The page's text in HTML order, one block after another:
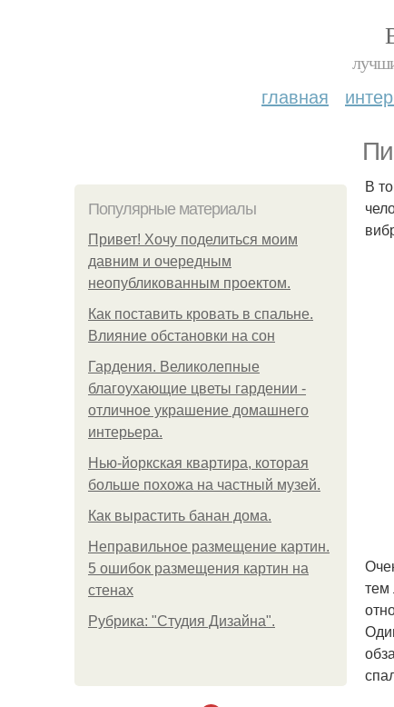
главная
Популярные материалы
Привет! Хочу поделиться моим
давним и очередным
неопубликованным проектом.
Как поставить кровать в спальне.
Влияние обстановки на сон
Гардения. Великолепные
благоухающие цветы гардении -
отличное украшение домашнего
интерьера.
Нью-йоркская квартира, которая
больше похожа на частный музей.
Как вырастить банан дома.
Неправильное размещение картин.
5 ошибок размещения картин на
стенах
Рубрика: "Студия Дизайна".
В
тем